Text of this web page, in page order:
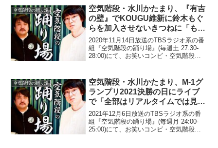
慎」を命じられていたと明かしてい
た。...
空気階段の踊り場
空気階段・水川かたまり、『有吉
の壁』でKOUGU維新に鈴木もぐ
らを加入させないきつねに「もう
きつねさんで笑いません」といっ
たツイッターのDMが送られてい
ると明かす
2020年11月14日放送のTBSラジオ系の番
組『空気階段の踊り場』(毎週土 27:30-
28:00)にて、お笑いコンビ・空気階段の
に「もうきつねさんで笑いません」...
空気階段の踊り場
空気階段・水川かたまり、M-1グ
ランプリ2021決勝の日にライブ
で「全部はリアルタイムでは見れ
ない」ことで秘策を考えるも「ダ
メだよなって思って(笑)」
2021年12月6日放送のTBSラジオ系の番
組『空気階段の踊り場』(毎週月 24:00-
25:00)にて、お笑いコンビ・空気階段の